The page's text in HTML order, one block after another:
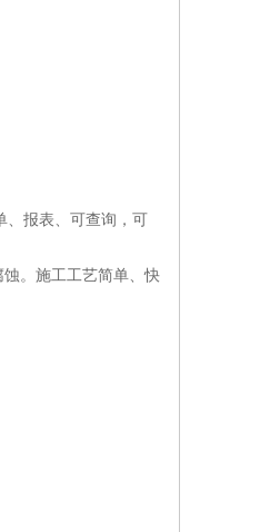
、报表、可查询，可
。施工工艺简单、快